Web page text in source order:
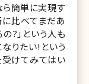
ら簡単に実現す
比べてまだあ
?」という人も
りたい!という
受けてみてはい